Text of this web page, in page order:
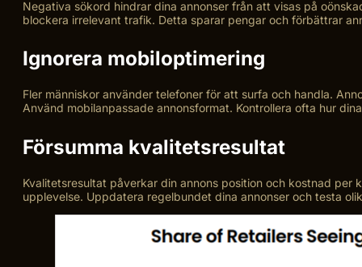
Negativa sökord hindrar dina annonser från att visas på
blockera irrelevant trafik. Detta sparar pengar och förbättrar
Ignorera mobiloptimering
Fler människor använder telefoner för att surfa och handla.
Använd mobilanpassade annonsformat. Kontrollera ofta hur
Försumma kvalitetsresultat
Kvalitetsresultat påverkar din annons position och kostnad
upplevelse. Uppdatera regelbundet dina annonser och testa